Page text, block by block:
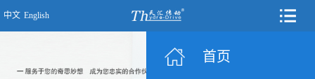
中文 English
首页